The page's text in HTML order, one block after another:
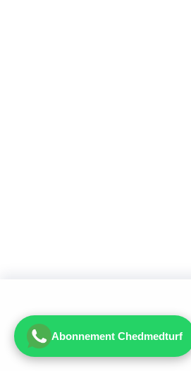
Abonnement Chedmedturf